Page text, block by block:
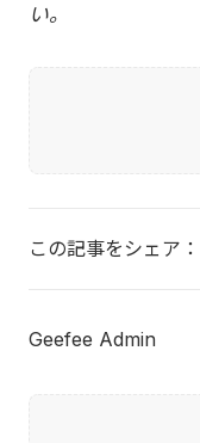
い。
この記事をシェア：
Geefee Admin